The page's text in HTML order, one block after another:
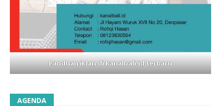
Panduan iklan di kanalbali,id terbaru
AGENDA